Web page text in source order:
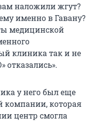
наложили жгут?
именно в Гавану?
медицинской
клиника так и не
отказались».
у него был еще
компании, которая
центр смогла